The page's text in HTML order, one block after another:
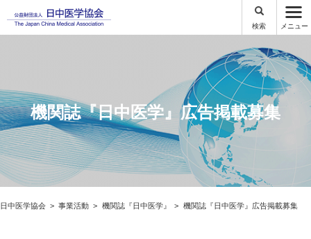
検索 メニュー
機関誌『日中医学』広告掲載募集
日中医学協会 事業活動 機関誌『日中医学』 機関誌『日中医学』広告掲載募集